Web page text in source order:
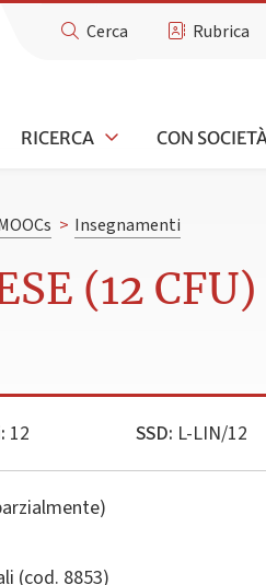
Cerca Rubrica
RICERCA CON
> Insegnamenti
(12
12 SSD: L-LIN/12
(cod. 8853)